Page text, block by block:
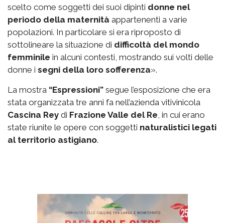
scelto come soggetti dei suoi dipinti donne nel
periodo della maternità appartenenti a varie
popolazioni. In particolare si era riproposto di
sottolineare la situazione di difficoltà del mondo
femminile in alcuni contesti, mostrando sui volti delle
donne i segni della loro sofferenza».
La mostra “Espressioni” segue l’esposizione che era
stata organizzata tre anni fa nell’azienda vitivinicola
Cascina Rey di Frazione Valle del Re , in cui erano
state riunite le opere con soggetti naturalistici legati
al territorio astigiano.